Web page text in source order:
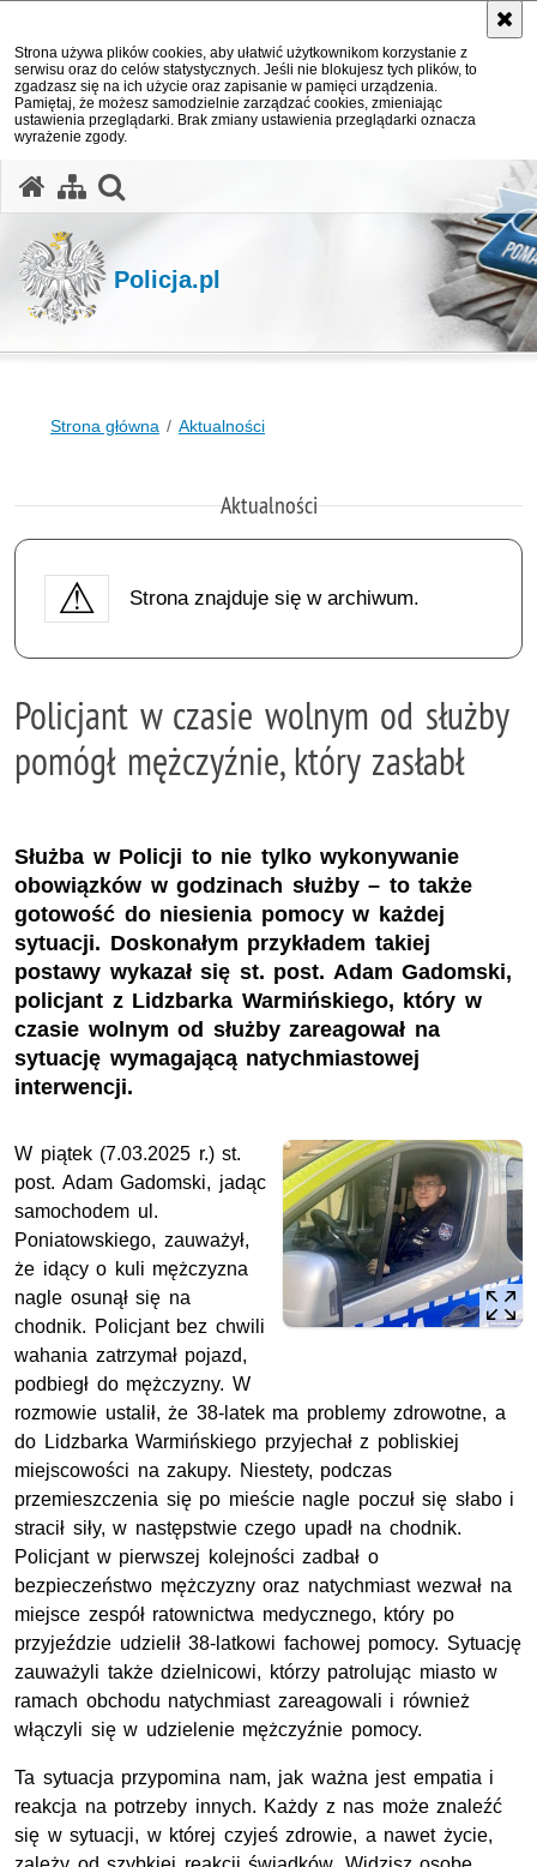
Strona używa plików cookies, aby ułatwić użytkownikom korzystanie z
serwisu oraz do celów statystycznych. Jeśli nie blokujesz tych plików, to
zgadzasz się na ich użycie oraz zapisanie w pamięci urządzenia.
Pamiętaj, że możesz samodzielnie zarządzać cookies, zmieniając
ustawienia przeglądarki. Brak zmiany ustawienia przeglądarki oznacza
wyrażenie zgody.
Policja.pl
Strona główna Aktualności
Aktualności
Strona znajduje się w archiwum.
Policjant w czasie wolnym od służby
pomógł mężczyźnie, który zasłabł
Służba w Policji to nie tylko wykonywanie
obowiązków w godzinach służby – to także
gotowość do niesienia pomocy w każdej
sytuacji. Doskonałym przykładem takiej
postawy wykazał się st. post. Adam Gadomski,
policjant z Lidzbarka Warmińskiego, który w
czasie wolnym od służby zareagował na
sytuację wymagającą natychmiastowej
interwencji.
W piątek (7.03.2025 r.)st.
post. Adam Gadomski, jadąc
samochodem ul.
Poniatowskiego, zauważył,
że idący o kuli mężczyzna
nagle osunął się na
chodnik. Policjant bez chwili
wahania zatrzymał pojazd,
podbiegł do mężczyzny. W
rozmowie ustalił, że 38-latek ma problemy zdrowotne, a
do Lidzbarka Warmińskiego przyjechał z pobliskiej
miejscowości na zakupy. Niestety, podczas
przemieszczenia się po mieście nagle poczuł się słabo i
stracił siły, w następstwie czego upadł na chodnik.
Policjant w pierwszej kolejności zadbał o
bezpieczeństwo mężczyzny oraz natychmiast wezwał na
miejsce zespół ratownictwa medycznego, który po
przyjeździe udzielił 38-latkowi fachowej pomocy. Sytuację
zauważyli także dzielnicowi, którzy patrolując miasto w
ramach obchodu natychmiast zareagowali i również
włączyli się w udzielenie mężczyźnie pomocy.
Ta sytuacja przypomina nam, jak ważna jest empatia i
reakcja na potrzeby innych. Każdy z nas może znaleźć
się w sytuacji, w której czyjeś zdrowie, a nawet życie,